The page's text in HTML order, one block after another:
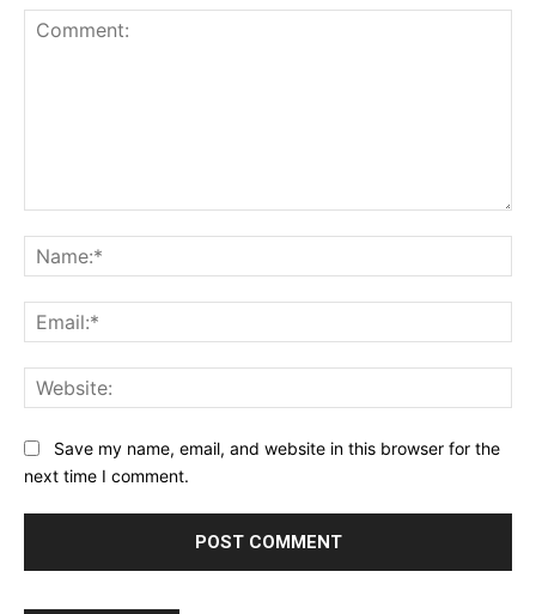
Save my name, email, and website in this browser for the
next time I comment.